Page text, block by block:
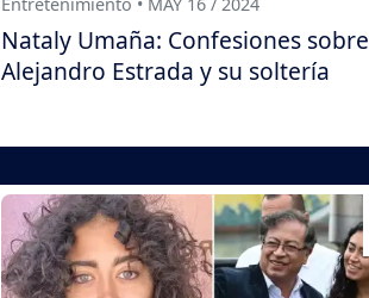
Nataly Umaña: Confesiones sobre
Alejandro Estrada y su soltería